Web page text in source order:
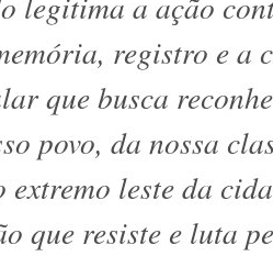
registro e a
que busca
povo, da nossa
leste da
que resiste e luta